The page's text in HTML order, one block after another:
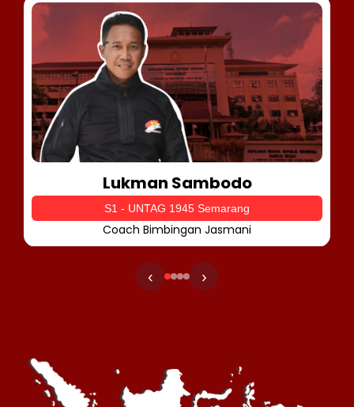
Lukman Sambodo
S1 - UNTAG 1945 Semarang
Coach Bimbingan Jasmani
‹ ›